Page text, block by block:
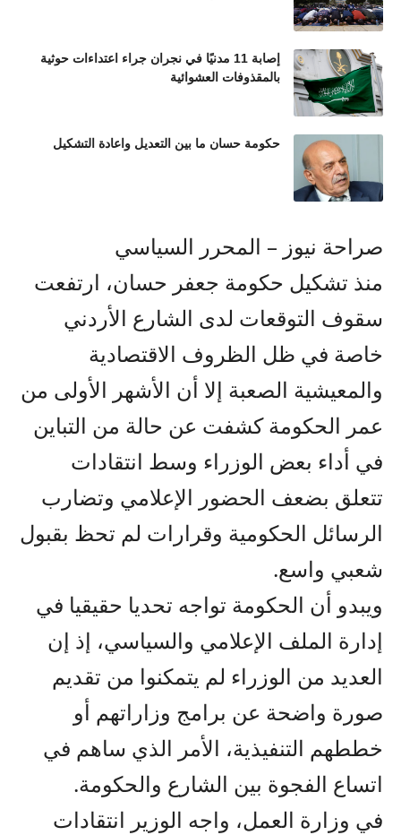
إصابة 11 مدنيًا في نجران جراء اعتداءات حوثية
بالمقذوفات العشوائية
حكومة حسان ما بين التعديل واعادة التشكيل
صراحة نيوز – المحرر السياسي
منذ تشكيل حكومة جعفر حسان، ارتفعت
سقوف التوقعات لدى الشارع الأردني
خاصة في ظل الظروف الاقتصادية
والمعيشية الصعبة إلا أن الأشهر الأولى من
عمر الحكومة كشفت عن حالة من التباين
في أداء بعض الوزراء وسط انتقادات
تتعلق بضعف الحضور الإعلامي وتضارب
الرسائل الحكومية وقرارات لم تحظ بقبول
شعبي واسع.
ويبدو أن الحكومة تواجه تحديا حقيقيا في
إدارة الملف الإعلامي والسياسي، إذ إن
العديد من الوزراء لم يتمكنوا من تقديم
صورة واضحة عن برامج وزاراتهم أو
خططهم التنفيذية، الأمر الذي ساهم في
اتساع الفجوة بين الشارع والحكومة.
في وزارة العمل، واجه الوزير انتقادات